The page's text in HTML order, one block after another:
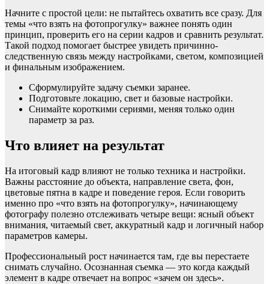
Начните с простой цели: не пытайтесь охватить все сразу. Для
темы «что взять на фотопрогулку» важнее понять один
принцип, проверить его на серии кадров и сравнить результат.
Такой подход помогает быстрее увидеть причинно-
следственную связь между настройками, светом, композицией
и финальным изображением.
Сформулируйте задачу съемки заранее.
Подготовьте локацию, свет и базовые настройки.
Снимайте короткими сериями, меняя только один
параметр за раз.
Что влияет на результат
На итоговый кадр влияют не только техника и настройки.
Важны расстояние до объекта, направление света, фон,
цветовые пятна в кадре и поведение героя. Если говорить
именно про «что взять на фотопрогулку», начинающему
фотографу полезно отслеживать четыре вещи: ясный объект
внимания, читаемый свет, аккуратный кадр и логичный набор
параметров камеры.
Профессиональный рост начинается там, где вы перестаете
снимать случайно. Осознанная съемка — это когда каждый
элемент в кадре отвечает на вопрос «зачем он здесь».